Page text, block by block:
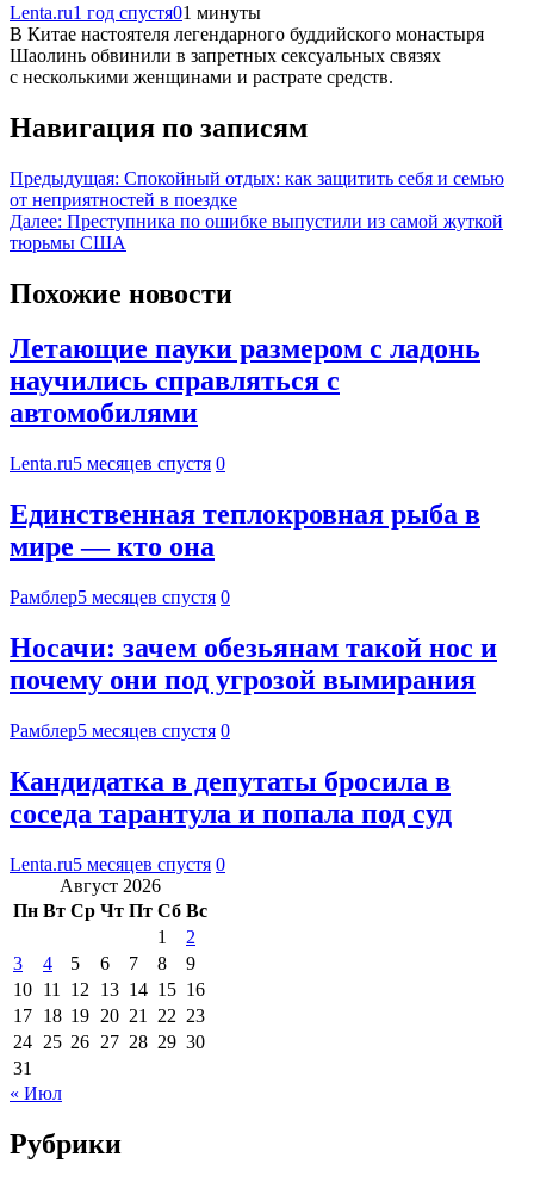
Lenta.ru1 год спустя01 минуты
В Китае настоятеля легендарного буддийского монастыря
Шаолинь обвинили в запретных сексуальных связях
с несколькими женщинами и растрате средств.
Навигация по записям
Предыдущая: Спокойный отдых: как защитить себя и семью
от неприятностей в поездке
Далее: Преступника по ошибке выпустили из самой жуткой
тюрьмы США
Похожие новости
Летающие пауки размером с ладонь
научились справляться с
автомобилями
Lenta.ru5 месяцев спустя 0
Единственная теплокровная рыба в
мире — кто она
Рамблер5 месяцев спустя 0
Носачи: зачем обезьянам такой нос и
почему они под угрозой вымирания
Рамблер5 месяцев спустя 0
Кандидатка в депутаты бросила в
соседа тарантула и попала под суд
Lenta.ru5 месяцев спустя 0
Август 2026
Пн Вт Ср Чт Пт Сб Вс
1
2
3
4 5 6 7 8
9
10 11 12 13 14 15 16
17 18 19 20 21 22 23
24 25 26 27 28 29 30
31
« Июл
Рубрики